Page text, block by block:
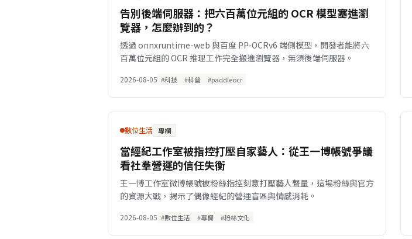
告別後端伺服器：把六百萬位元組的 OCR 模型塞進瀏
覽器，怎麼辦到的？
透過 onnxruntime-web 與百度 PP-OCRv6 端側模型，開發者能將六
百萬位元組的 OCR 推理工作完全搬進瀏覽器，無須後端伺服器。
2026-08-05 #科技 #科普 #paddleocr
數位生活 專欄
當經紀工作室被指控打壓自家藝人：從王一博帳號爭議
看社羣營運的信任失衡
王一博工作室微博帳號被粉絲指控刻意打壓藝人聲量，這場粉絲與官方
的資源大戰，揭示了偶像經紀的營運盲區與情感消耗。
2026-08-05 #數位生活 #專欄 #粉絲文化